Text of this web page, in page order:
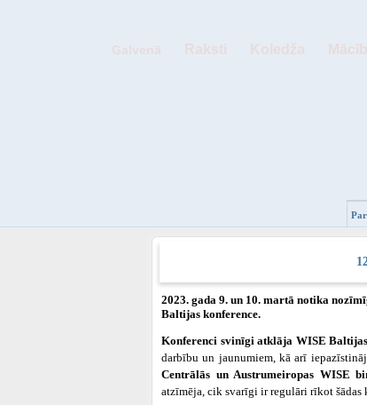
Galvenā Raksti Koledža
2023. gada 9. un 10. martā notika
Baltijas konference.
Konferenci svinīgi atklāja WISE
darbību un jaunumiem, kā arī
Centrālās un Austrumeiropas WISE
atzīmēja, cik svarīgi ir regulāri rīkot šādas